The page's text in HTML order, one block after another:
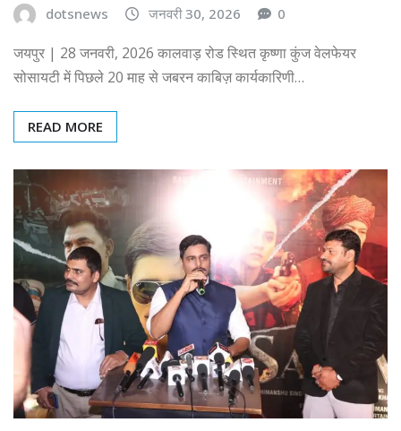
dotsnews जनवरी 30, 2026 0
जयपुर | 28 जनवरी, 2026 कालवाड़ रोड स्थित कृष्णा कुंज वेलफेयर
सोसायटी में पिछले 20 माह से जबरन काबिज़ कार्यकारिणी…
READ MORE